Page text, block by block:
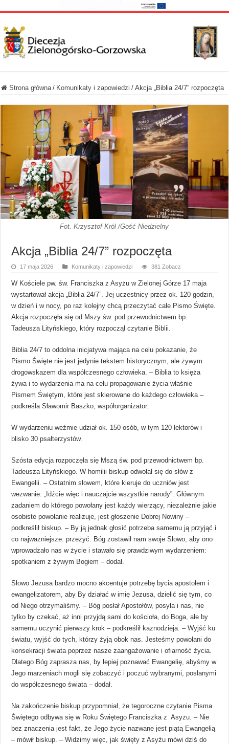
Strona główna / Komunikaty i zapowiedzi / Akcja „Biblia 24/7” rozpoczęta
Fot. Krzysztof Król /Gość Niedzielny
Akcja „Biblia 24/7” rozpoczęta
17 maja 2026 Komunikaty i zapowiedzi 381 Zobacz
W Kościele pw. św. Franciszka z Asyżu w Zielonej Górze 17 maja
wystartował akcja „Biblia 24/7”. Jej uczestnicy przez ok. 120 godzin,
w dzień i w nocy, po raz kolejny chcą przeczytać całe Pismo Święte.
Akcja rozpoczęła się od Mszy św. pod przewodnictwem bp.
Tadeusza Lityńskiego, który rozpoczął czytanie Biblii.
Biblia 24/7 to oddolna inicjatywa mająca na celu pokazanie, że
Pismo Święte nie jest jedynie tekstem historycznym, ale żywym
drogowskazem dla współczesnego człowieka. – Biblia to księża
żywa i to wydarzenia ma na celu propagowanie życia właśnie
Pismem Świętym, które jest skierowane do każdego człowieka –
podkreśla Sławomir Baszko, współorganizator.
W wydarzeniu weźmie udział ok. 150 osób, w tym 120 lektorów i
blisko 30 psałterzystów.
Szósta edycja rozpoczęła się Mszą św. pod przewodnictwem bp.
Tadeusza Lityńskiego. W homilii biskup odwołał się do słów z
Ewangelii. – Ostatnim słowem, które kieruje do uczniów jest
wezwanie: „Idźcie więc i nauczajcie wszystkie narody”. Głównym
zadaniem do którego powołany jest każdy wierzący, niezależnie jakie
osobiste powołanie realizuje, jest głoszenie Dobrej Nowiny –
podkreślił biskup. – By ją jednak głosić potrzeba samemu ją przyjąć i
co najważniejsze: przeżyć. Bóg zostawił nam swoje Słowo, aby ono
wprowadzało nas w życie i stawało się prawdziwym wydarzeniem:
spotkaniem z żywym Bogiem – dodał.
Słowo Jezusa bardzo mocno akcentuje potrzebę bycia apostołem i
ewangelizatorem, aby By działać w imię Jezusa, dzielić się tym, co
od Niego otrzymaliśmy. – Bóg posłał Apostołów, posyła i nas, nie
tylko by czekać, aż inni przyjdą sami do kościoła, do Boga, ale by
samemu uczynić pierwszy krok – podkreślił kaznodzieja. – Wyjść ku
światu, wyjść do tych, którzy żyją obok nas. Jesteśmy powołani do
konsekracji świata poprzez nasze zaangażowanie i ofiarność życia.
Dlatego Bóg zaprasza nas, by lepiej poznawać Ewangelię, abyśmy w
Jego marzeniach mogli się zobaczyć i poczuć wybranymi, posłanymi
do współczesnego świata – dodał.
Na zakończenie biskup przypomniał, że tegoroczne czytanie Pisma
Świętego odbywa się w Roku Świętego Franciszka z Asyżu. – Nie
bez znaczenia jest fakt, że Jego życie nazwane jest piątą Ewangelią
– mówił biskup. – Widzimy więc, jak święty z Asyżu mówi dziś do